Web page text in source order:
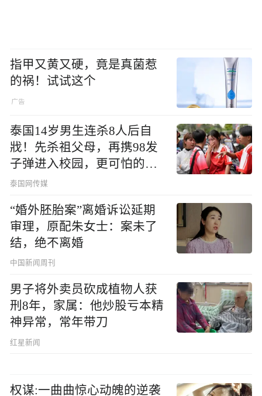
指甲又黄又硬，竟是真菌惹
的祸！试试这个
泰国14岁男生连杀8人后自
戕！先杀祖父母，再携98发
子弹进入校园，更可怕的细
节公布了
泰国网传媒
“婚外胚胎案”离婚诉讼延期
审理，原配朱女士：案未了
结，绝不离婚
中国新闻周刊
男子将外卖员砍成植物人获
刑8年，家属：他炒股亏本精
神异常，常年带刀
红星新闻
权谋:一曲曲惊心动魄的逆袭